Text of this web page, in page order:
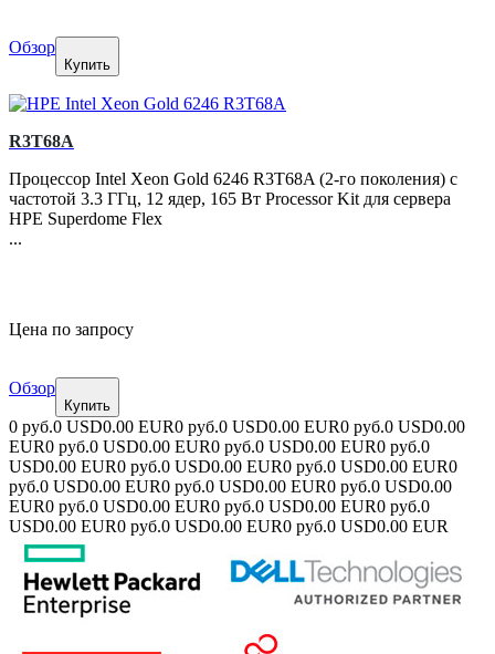
Обзор
Купить
R3T68A
Процессор Intel Xeon Gold 6246 R3T68A (2-го поколения) с
частотой 3.3 ГГц, 12 ядер, 165 Вт Processor Kit для сервера
HPE Superdome Flex
...
Цена по запросу
Обзор
Купить
0 руб.0 USD0.00 EUR0 руб.0 USD0.00 EUR0 руб.0 USD0.00
EUR0 руб.0 USD0.00 EUR0 руб.0 USD0.00 EUR0 руб.0
USD0.00 EUR0 руб.0 USD0.00 EUR0 руб.0 USD0.00 EUR0
руб.0 USD0.00 EUR0 руб.0 USD0.00 EUR0 руб.0 USD0.00
EUR0 руб.0 USD0.00 EUR0 руб.0 USD0.00 EUR0 руб.0
USD0.00 EUR0 руб.0 USD0.00 EUR0 руб.0 USD0.00 EUR